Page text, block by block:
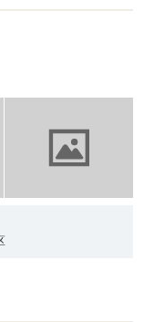
中！